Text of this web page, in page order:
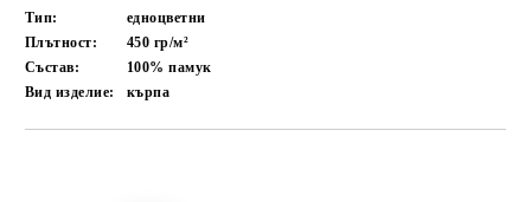
Тип:
едноцветни
Плътност:
450 гр/м²
Състав:
100% памук
Вид изделие:
кърпа